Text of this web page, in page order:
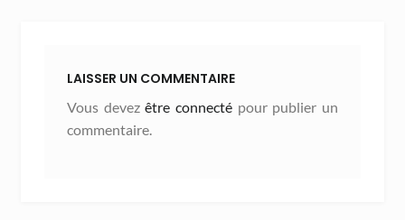
LAISSER UN COMMENTAIRE
Vous devezêtre connecté pour publier un
commentaire.